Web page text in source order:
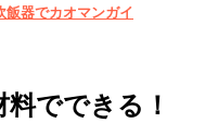
器でカオマンガイ
でできる！